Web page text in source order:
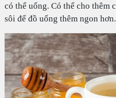
có thể uống. Có thể cho thêm
sôi để đồ uống thêm ngon hơn.